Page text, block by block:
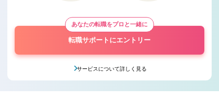
あなたの転職をプロと一緒に
転職サポートにエントリー
サービスについて詳しく見る